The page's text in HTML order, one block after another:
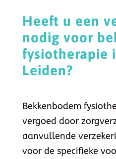
Heeft u een
nodig voor
fysiotherapie
Leiden?
Bekkenbodem
vergoed door
aanvullende
voor de specifieke